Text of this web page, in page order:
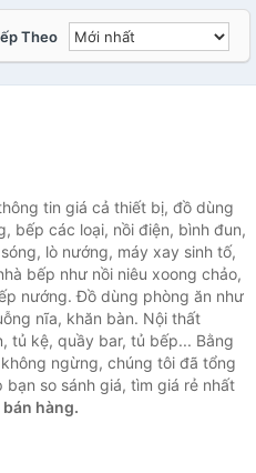
Theo
tin giá cả thiết bị, đồ dùng
bếp các loại, nồi điện, bình đun,
lò nướng, máy xay sinh tố,
bếp như nồi niêu xoong chảo,
nướng. Đồ dùng phòng ăn như
nĩa, khăn bàn. Nội thất
tủ kệ, quầy bar, tủ bếp... Bằng
ngừng, chúng tôi đã tổng
so sánh giá, tìm giá rẻ nhất
hàng.